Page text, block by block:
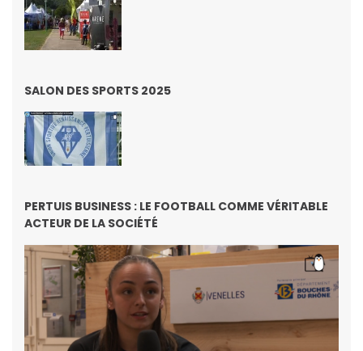
SALON DES SPORTS 2025
PERTUIS BUSINESS : LE FOOTBALL COMME VÉRITABLE
ACTEUR DE LA SOCIÉTÉ